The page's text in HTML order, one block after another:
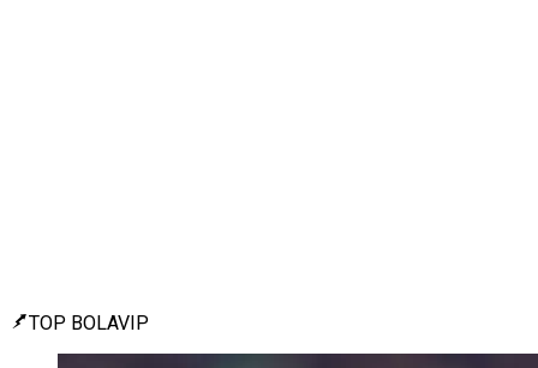
TOP BOLAVIP